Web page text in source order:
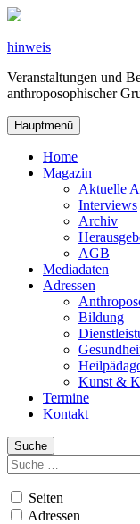
Zum
springen
hinweis
Veranstaltungen und
anthroposophischer
Hauptmenü
Home
Magazin
Aktuelle
Interviews
Archiv
AGB
Mediadaten
Adressen
Bildung
Kunst &
Termine
Kontakt
Suche
Suchen
nach:
Seiten
Adressen